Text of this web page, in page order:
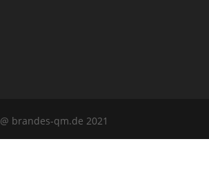
@ brandes-qm.de 2021